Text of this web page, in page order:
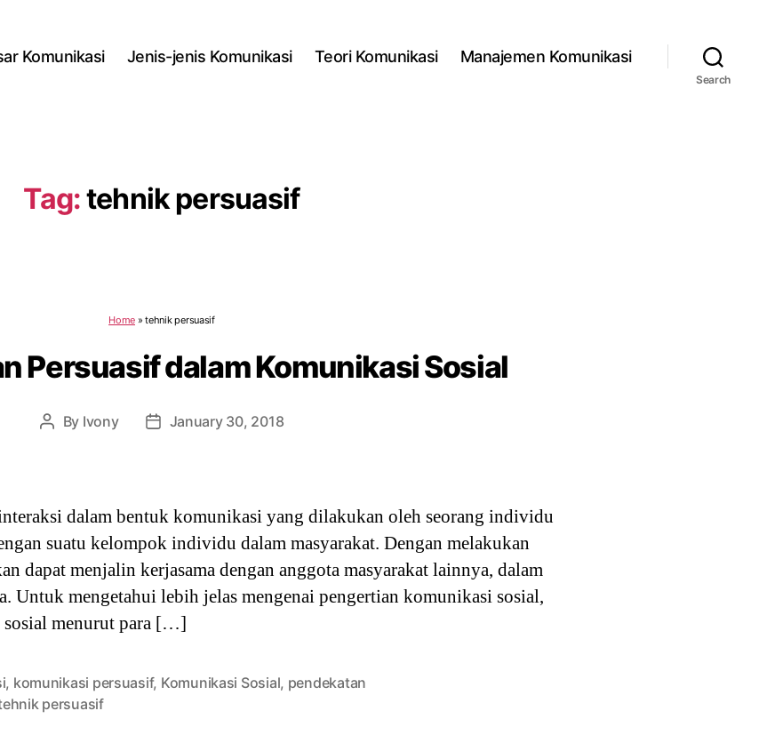
Komunikasi Jenis-jenis Komunikasi Teori Komunikasi Manajemen Komunikasi
Search
Tag:tehnik persuasif
Home »tehnik persuasif
Persuasif dalam Komunikasi Sosial
Post
By Ivony
PostJanuary 30, 2018
dalam bentuk komunikasi yang dilakukan oleh seorang individu
suatu kelompok individu dalam masyarakat. Dengan melakukan
dapat menjalin kerjasama dengan anggota masyarakat lainnya, dalam
Untuk mengetahui lebih jelas mengenai pengertian komunikasi sosial,
sosial menurut para […]
, komunikasi persuasif, Komunikasi Sosial, pendekatan
persuasif